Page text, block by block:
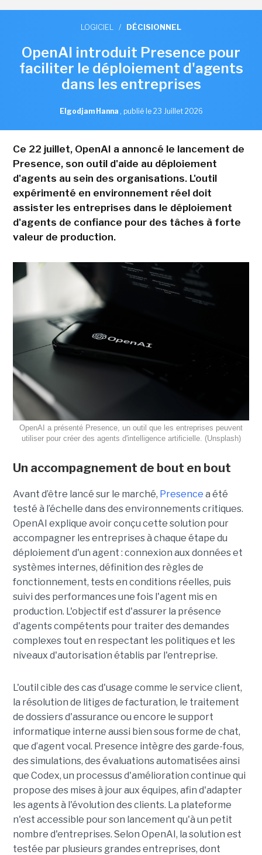
LOGICIEL / DÉCISIONNEL
OpenAI introduit Presence pour
faciliter le déploiement d'agents
dans les entreprises
Elgodjam Hanna , publié le 23 Juillet 2026
Ce 22 juillet, OpenAI a annoncé le lancement de
Presence, son outil d'aide au déploiement
d'agents au sein des organisations. L'outil
expérimenté en environnement réel doit
assister les entreprises dans le déploiement
d'agents de confiance pour des tâches à forte
valeur de production.
OpenAI a présenté Presence, un outil que les entreprises peuvent
utiliser pour créer des agents d'intelligence artificielle. (Unsplash)
Un accompagnement de bout en bout
Avant d’être lancé sur le marché, Presence a été
testé à l’échelle dans des environnements critiques.
OpenAI explique avoir conçu cette solution pour
accompagner les entreprises à chaque étape du
déploiement d'un agent : connexion aux données et
systèmes internes, définition des règles de
fonctionnement, tests en conditions réelles, puis
suivi des performances une fois l'agent mis en
production. L'objectif est d'assurer la présence
d'agents compétents pour traiter des demandes
complexes tout en respectant les politiques et les
niveaux d'autorisation établis par l'entreprise.
L'outil cible des cas d'usage comme le service client,
la résolution de litiges de facturation, le traitement
de dossiers d'assurance ou encore le support
informatique interne aussi bien sous forme de chat,
que d’agent vocal. Presence intègre des garde-fous,
des simulations, des évaluations automatisées ainsi
que Codex, un processus d'amélioration continue qui
propose des mises à jour aux équipes, afin d'adapter
les agents à l'évolution des clients. La plateforme
n'est accessible pour son lancement qu'à un petit
nombre d'entreprises. Selon OpenAI, la solution est
testée par plusieurs grandes entreprises, dont